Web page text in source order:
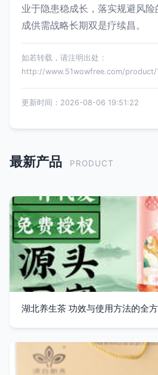
业于隐患稳成长，落实规避风
成供需战略长期双是疗续昌。
如若转载，请注明出处：
http://www.51wowfree.com/product/
更新时间：2026-08-06 19:51:22
最新产品 PRODUCT
湖北养生茶 功效与使用方法的全